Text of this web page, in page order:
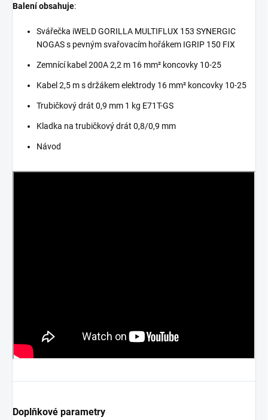
Balení obsahuje:
Svářečka iWELD GORILLA MULTIFLUX 153 SYNERGIC
NOGAS s pevným svařovacím hořákem IGRIP 150 FIX
Zemnící kabel 200A 2,2 m 16 mm² koncovky 10-25
Kabel 2,5 m s držákem elektrody 16 mm² koncovky 10-25
Trubičkový drát 0,9 mm 1 kg E71T-GS
Kladka na trubičkový drát 0,8/0,9 mm
Návod
Doplňkové parametry